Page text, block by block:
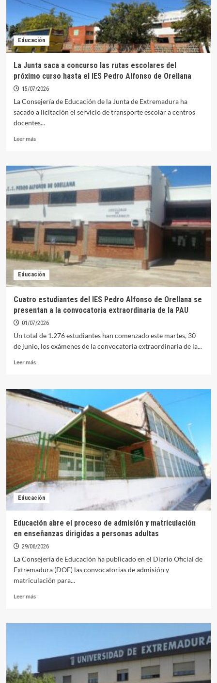
Educación
La Junta saca a concurso las rutas escolares del
próximo curso hasta el IES Pedro Alfonso de Orellana
15/07/2026
La Consejería de Educación de la Junta de Extremadura ha
sacado a licitación el servicio de transporte escolar a centros
docentes...
Leer másLeer
La
Junta
saca
a
concurso
rutas
escolares
próximo
curso
hasta
el
Alfonso
de
Orellana
Educación
Cuatro estudiantes del IES Pedro Alfonso de Orellana se
presentan a la convocatoria extraordinaria de la PAU
01/07/2026
Un total de 1.276 estudiantes han comenzado este martes, 30
de junio, los exámenes de la convocatoria extraordinaria de la...
Leer másLeer
Cuatro
estudiantes
del
Alfonso
de
Orellana
presentan
a
la
convocatoria
la
PAU
Educación
Educación abre el proceso de admisión y matriculación
en enseñanzas dirigidas a personas adultas
29/06/2026
La Consejería de Educación ha publicado en el Diario Oficial de
Extremadura (DOE) las convocatorias de admisión y
matriculación para...
Leer másLeer
Educación
de
admisión
y